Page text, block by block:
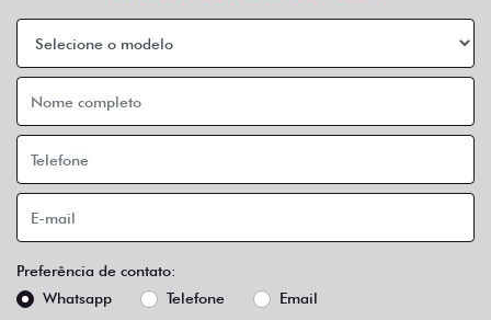
Preferência de contato:
Whatsapp
Telefone Email